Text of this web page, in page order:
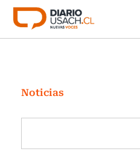
Click acá para ir
Investigación
Cultura
Programas Radio y TV
Noticias